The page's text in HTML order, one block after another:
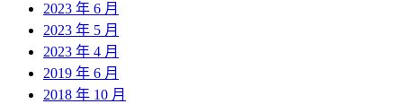
2023 年 6 月
2023 年 5 月
2023 年 4 月
2019 年 6 月
2018 年 10 月